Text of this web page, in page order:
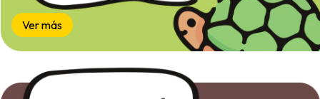
Ver más